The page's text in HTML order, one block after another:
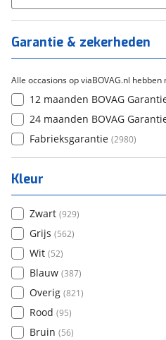
Tica
Garantie & zekerheden
Alle occasions op viaBOVAG.nl
12 maanden BOVAG
24 maanden BOVAG
Fabrieksgarantie (2980)
Kleur
Zwart (929)
Grijs (562)
Wit (52)
Blauw (387)
Overig (821)
Rood (95)
Bruin (56)